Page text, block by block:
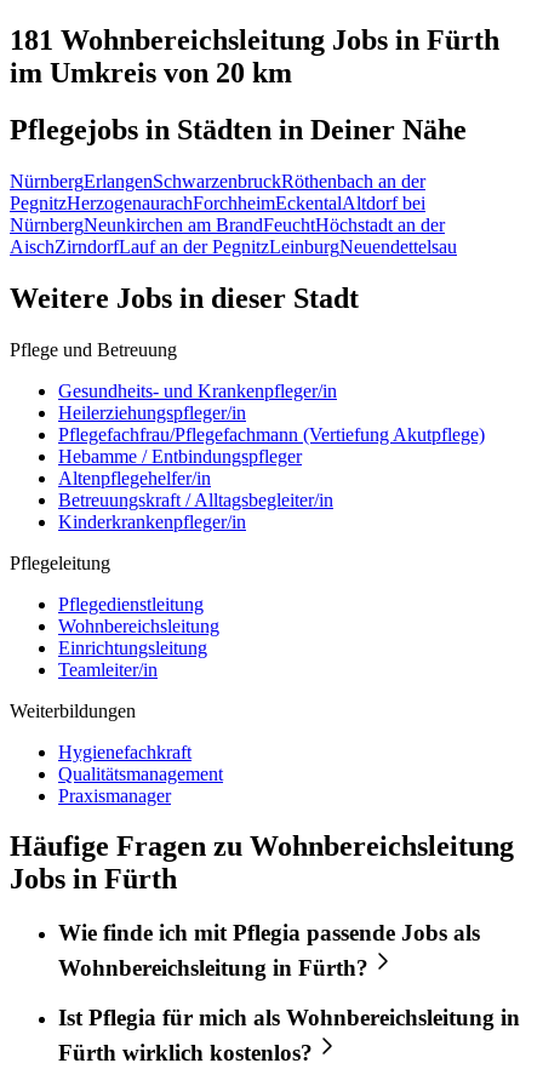
181 Wohnbereichsleitung Jobs in Fürth
im Umkreis von 20 km
Pflegejobs in Städten in Deiner Nähe
NürnbergErlangenSchwarzenbruckRöthenbach an der
PegnitzHerzogenaurachForchheimEckentalAltdorf bei
NürnbergNeunkirchen am BrandFeuchtHöchstadt an der
AischZirndorfLauf an der PegnitzLeinburgNeuendettelsau
Weitere Jobs in dieser Stadt
Pflege und Betreuung
Gesundheits- und Krankenpfleger/in
Heilerziehungspfleger/in
Pflegefachfrau/Pflegefachmann (Vertiefung Akutpflege)
Hebamme / Entbindungspfleger
Altenpflegehelfer/in
Betreuungskraft / Alltagsbegleiter/in
Kinderkrankenpfleger/in
Pflegeleitung
Pflegedienstleitung
Wohnbereichsleitung
Einrichtungsleitung
Teamleiter/in
Weiterbildungen
Hygienefachkraft
Qualitätsmanagement
Praxismanager
Häufige Fragen zu Wohnbereichsleitung
Jobs in Fürth
Wie finde ich mitPflegia passende Jobs als
Wohnbereichsleitung in Fürth?
Ist Pflegia für mich als Wohnbereichsleitung in
Fürth wirklich kostenlos?